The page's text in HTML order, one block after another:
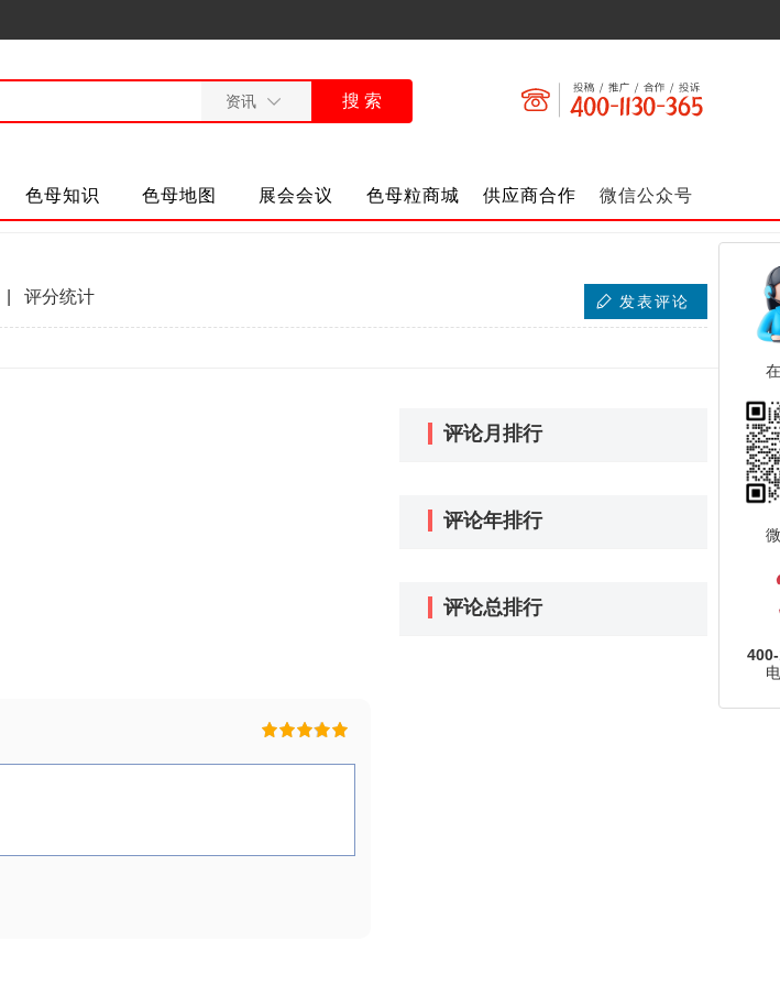
色母知识 色母地图 展会会议 色母粒商城 供应商合作 微信公众号
发表评论
评分统计
评论月排行
评论年排行
评论总排行